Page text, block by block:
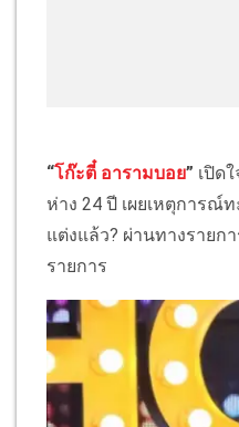
“โก๊ะตี๋ อารามบอย” เปิด
ห่าง 24 ปี เผยเหตุการณ์
แต่งแล้ว? ผ่านทางรายก
รายการ